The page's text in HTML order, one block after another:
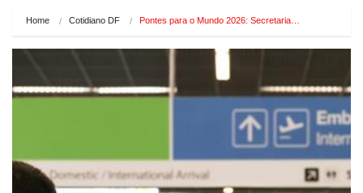
Home Cotidiano DF Pontes para o Mundo 2026: Secretaria…